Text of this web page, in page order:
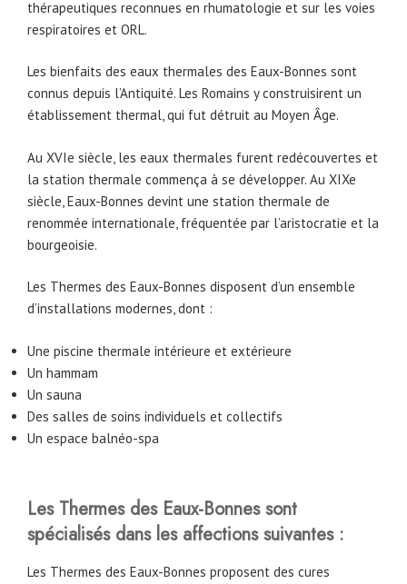
thérapeutiques reconnues en rhumatologie et sur les voies
respiratoires et ORL.
Les bienfaits des eaux thermales des Eaux-Bonnes sont
connus depuis l’Antiquité. Les Romains y construisirent un
établissement thermal, qui fut détruit au Moyen Âge.
Au XVIe siècle, les eaux thermales furent redécouvertes et
la station thermale commença à se développer. Au XIXe
siècle, Eaux-Bonnes devint une station thermale de
renommée internationale, fréquentée par l’aristocratie et la
bourgeoisie.
Les Thermes des Eaux-Bonnes disposent d’un ensemble
d’installations modernes, dont :
Une piscine thermale intérieure et extérieure
Un hammam
Un sauna
Des salles de soins individuels et collectifs
Un espace balnéo-spa
Les Thermes des Eaux-Bonnes sont
spécialisés dans les affections suivantes :
Les Thermes des Eaux-Bonnes proposent des cures